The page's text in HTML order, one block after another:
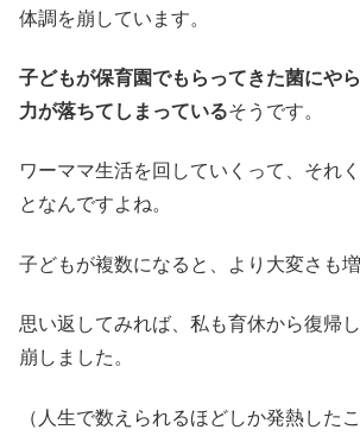
体調を崩しています。
子どもが保育園でもらってきた菌にや
力が落ちてしまっているそうです。
ワーママ生活を回していくって、それ
となんですよね。
子どもが複数になると、より大変さも
思い返してみれば、私も育休から復帰
崩しました。
（人生で数えられるほどしか発熱した